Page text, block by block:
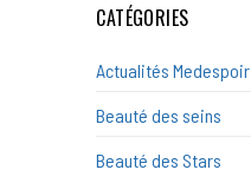
CATÉGORIES
Actualités Medespoir
Beauté des seins
Beauté des Stars